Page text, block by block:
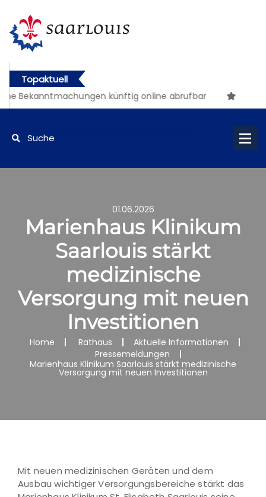
Topaktuell
künftig online abrufbar
01.06.2026
Marienhaus Klinikum
Saarlouis stärkt
medizinische
Versorgung mit neuen
Investitionen
Home Rathaus
Aktuelle Informationen
Pressemeldungen
Marienhaus Klinikum Saarlouis stärkt medizinische
Versorgung mit neuen Investitionen
Mit neuen medizinischen Geräten und dem
Ausbau wichtiger Versorgungsbereiche stärkt das